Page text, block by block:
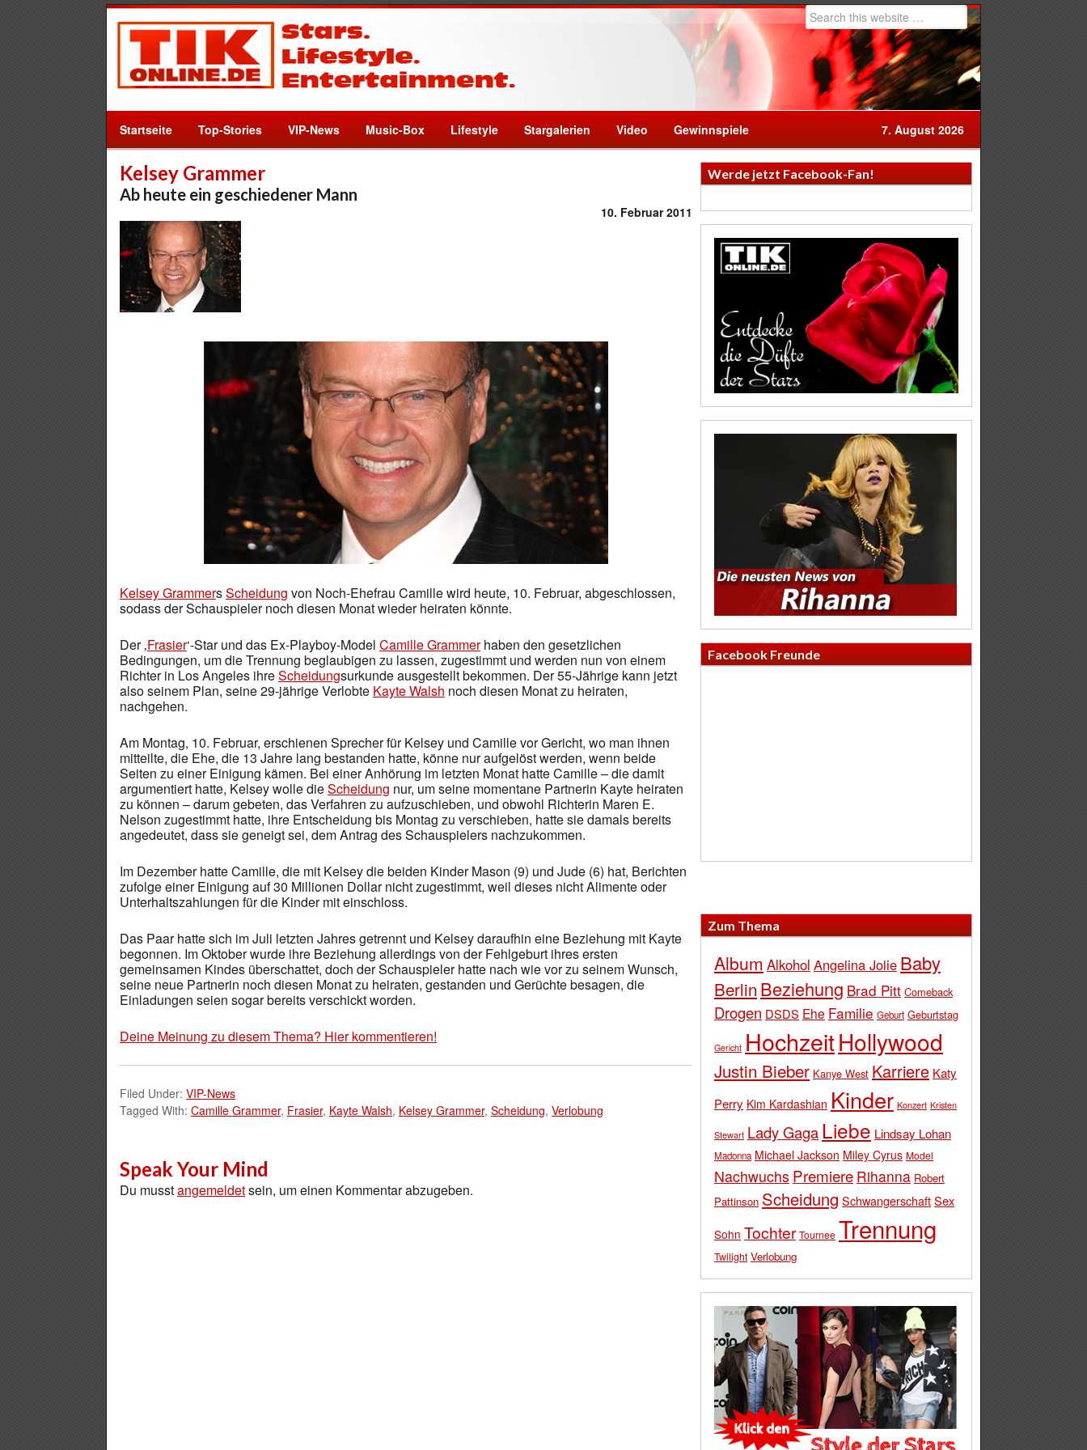
Startseite Top-Stories VIP-News Music-Box Lifestyle Stargalerien Video Gewinnspiele 7. August 2026
Kelsey Grammer
Ab heute ein geschiedener Mann
10. Februar 2011
Kelsey GrammersScheidung von Noch-Ehefrau Camille wird heute, 10. Februar, abgeschlossen,
sodass der Schauspieler noch diesen Monat wieder heiraten könnte.
Der ‚Frasier‘-Star und das Ex-Playboy-Model Camille Grammerhaben den gesetzlichen
Bedingungen, um die Trennung beglaubigen zu lassen, zugestimmt und werden nun von einem
Richter in Los Angeles ihreScheidungsurkunde ausgestellt bekommen. Der 55-Jährige kann jetzt
also seinem Plan, seine 29-jährige Verlobte Kayte Walsh noch diesen Monat zu heiraten,
nachgehen.
Am Montag, 10. Februar, erschienen Sprecher für Kelsey und Camille vor Gericht, wo man ihnen
mitteilte, die Ehe, die 13 Jahre lang bestanden hatte, könne nur aufgelöst werden, wenn beide
Seiten zu einer Einigung kämen. Bei einer Anhörung im letzten Monat hatte Camille – die damit
argumentiert hatte, Kelsey wolle dieScheidung nur, um seine momentane Partnerin Kayte heiraten
zu können – darum gebeten, das Verfahren zu aufzuschieben, und obwohl Richterin Maren E.
Nelson zugestimmt hatte, ihre Entscheidung bis Montag zu verschieben, hatte sie damals bereits
angedeutet, dass sie geneigt sei, dem Antrag des Schauspielers nachzukommen.
Im Dezember hatte Camille, die mit Kelsey die beiden Kinder Mason (9) und Jude (6) hat, Berichten
zufolge einer Einigung auf 30 Millionen Dollar nicht zugestimmt, weil dieses nicht Alimente oder
Unterhaltszahlungen für die Kinder mit einschloss.
Das Paar hatte sich im Juli letzten Jahres getrennt und Kelsey daraufhin eine Beziehung mit Kayte
begonnen. Im Oktober wurde ihre Beziehung allerdings von der Fehlgeburt ihres ersten
gemeinsamen Kindes überschattet, doch der Schauspieler hatte nach wie vor zu seinem Wunsch,
seine neue Partnerin noch diesen Monat zu heiraten, gestanden und Gerüchte besagen, die
Einladungen seien sogar bereits verschickt worden.
Deine Meinung zu diesem Thema? Hier kommentieren!
Filed Under: VIP-News
Tagged With: Camille Grammer, Frasier, Kayte Walsh, Kelsey Grammer, Scheidung, Verlobung
Speak Your Mind
Du musstangemeldetsein, um einen Kommentar abzugeben.
Werde jetzt Facebook-Fan!
Facebook Freunde
Zum Thema
Album Alkohol Angelina Jolie Baby
Berlin Beziehung Brad Pitt Comeback
Drogen DSDS Ehe Familie Geburt Geburtstag
Gericht HochzeitHollywood
Justin Bieber Kanye West Karriere Katy
Perry Kim Kardashian Kinder Konzert Kristen
Stewart Lady Gaga Liebe Lindsay Lohan
Madonna Michael Jackson Miley Cyrus Model
Nachwuchs Premiere Rihanna Robert
Pattinson Scheidung SchwangerschaftSex
Sohn Tochter Tournee Trennung
Twilight Verlobung